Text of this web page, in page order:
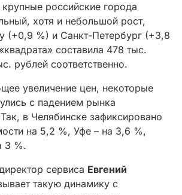
российские города
хотя и небольшой рост,
(+0,9 %) и Санкт-Петербург (+3,8
составила 478 тыс.
рублей соответственно.
увеличение цен, некоторые
с падением рынка
в Челябинске зафиксировано
на 5,2 %, Уфе – на 3,6 %,
3 %.
сервиса Евгений
такую динамику с